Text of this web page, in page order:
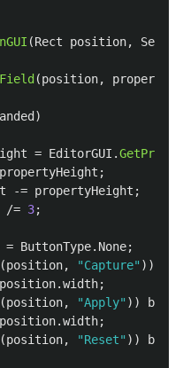
(Rect position,
(position, property
)
= EditorGUI .
propertyHeight ;
-= propertyHeight ;
/= 3;
= ButtonType. None;
(position, "Capture" ))
position.width;
(position, "Apply" ))
position.width;
(position, "Reset" ))